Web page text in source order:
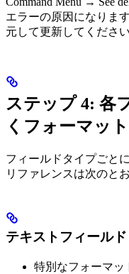
エラーの原因になりま
元して更新してください
ステップ 4: 各
くフォーマッ
フィールドタイプごと
リファレンスは次のと
テキストフィールド
特別なフォーマッ